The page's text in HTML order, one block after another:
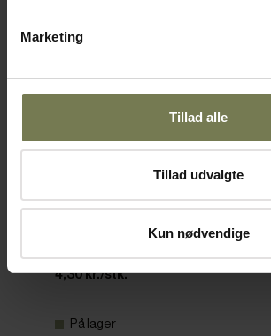
Marketing
Tillad alle
Tillad udvalgte
Kun nødvendige
Slikbøtte uden låg, klar, 0,6 ltr.
Din pris (ekskl. moms)
4,30 kr./stk.
På lager